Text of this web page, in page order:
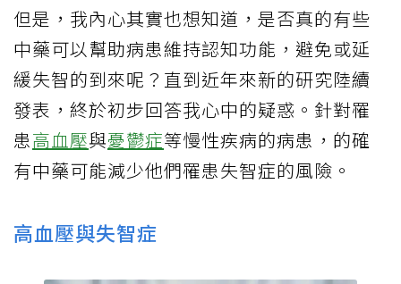
但是，我內心其實也想知道，是否真的有些
中藥可以幫助病患維持認知功能，避免或延
緩失智的到來呢？直到近年來新的研究陸續
發表，終於初步回答我心中的疑惑。針對罹
患高血壓與憂鬱症等慢性疾病的病患，的確
有中藥可能減少他們罹患失智症的風險。
高血壓與失智症